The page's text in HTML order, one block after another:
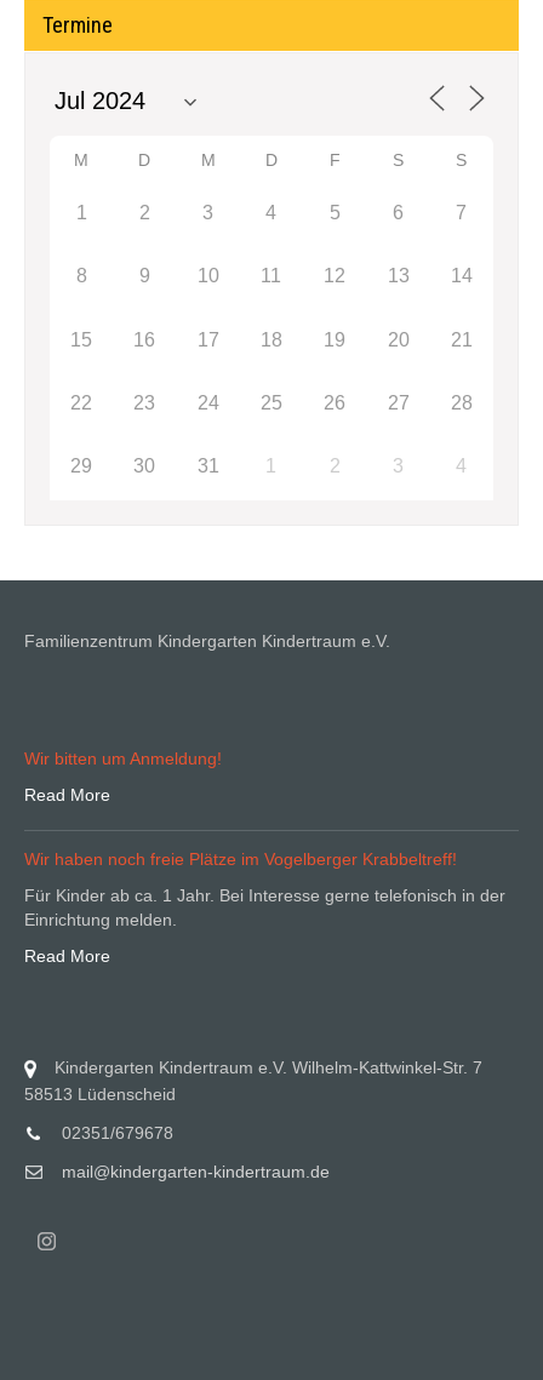
Termine
M D M D F S S
1 2 3 4 5 6 7
8 9 10 11 12 13 14
15 16 17 18 19 20 21
22 23 24 25 26 27 28
29 30 31 1 2 3 4
Familienzentrum Kindergarten Kindertraum e.V.
Wir bitten um Anmeldung!
Read More
Wir haben noch freie Plätze im Vogelberger Krabbeltreff!
Für Kinder ab ca. 1 Jahr. Bei Interesse gerne telefonisch in der
Einrichtung melden.
Read More
Kindergarten Kindertraum e.V. Wilhelm-Kattwinkel-Str. 7
58513 Lüdenscheid
02351/679678
mail@kindergarten-kindertraum.de